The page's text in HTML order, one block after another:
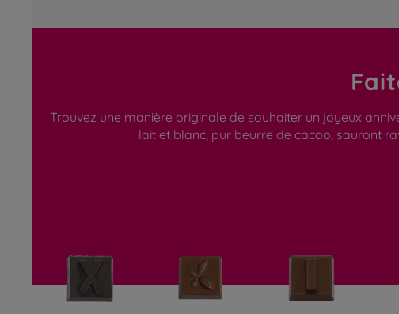
Trouvez une manière originale de souhaiter un joyeux
lait et blanc, pur beurre de cacao, sauront